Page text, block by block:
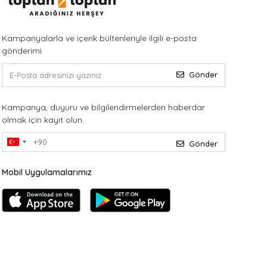
Kampanyalarla ve içerik bültenleriyle ilgili e-posta
gönderimi
Gönder
Kampanya, duyuru ve bilgilendirmelerden haberdar
olmak için kayıt olun.
Gönder
Mobil Uygulamalarımız